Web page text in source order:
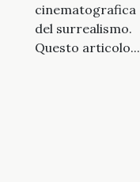
cinematografica
del surrealismo.
Questo articolo...